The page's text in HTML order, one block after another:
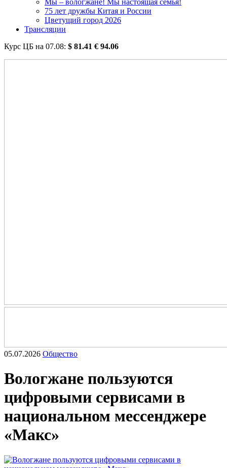
Мы – вологжане! Мы настоящая семья!
75 лет дружбы Китая и России
Цветущий город 2026
Трансляции
Курс ЦБ на 07.08: $ 81.41 € 94.06
05.07.2026 Общество
Вологжане пользуются
цифровыми сервисами в
национальном мессенджере
«Макс»